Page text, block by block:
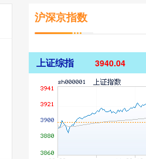
沪深京指数
上证综指 3940.04